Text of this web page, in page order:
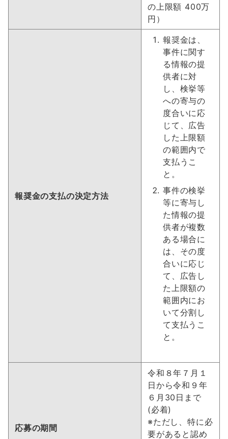
の上限額 400万
円）
報奨金の支払の決定方法
報奨金は、
事件に関す
る情報の提
供者に対
し、検挙等
への寄与の
度合いに応
じて、広告
した上限額
の範囲内で
支払うこ
と。
事件の検挙
等に寄与し
た情報の提
供者が複数
ある場合に
は、その度
合いに応じ
て、広告し
た上限額の
範囲内にお
いて分割し
て支払うこ
と。
応募の期間
令和８年７月１
日から令和９年
６月30日まで
(必着)
※ただし、特に必
要があると認め